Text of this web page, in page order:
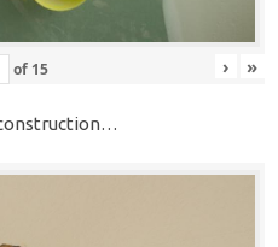
of 15 › »